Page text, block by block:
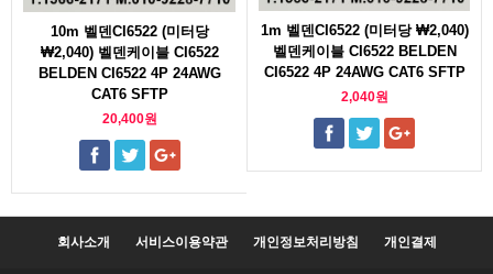
10m 벨덴CI6522 (미터당
₩2,040) 벨덴케이블 CI6522
BELDEN CI6522 4P 24AWG
CAT6 SFTP
20,400원
1m 벨덴CI6522 (미터당 ₩2,040)
벨덴케이블 CI6522 BELDEN
CI6522 4P 24AWG CAT6 SFTP
2,040원
회사소개 서비스이용약관 개인정보처리방침 개인결제